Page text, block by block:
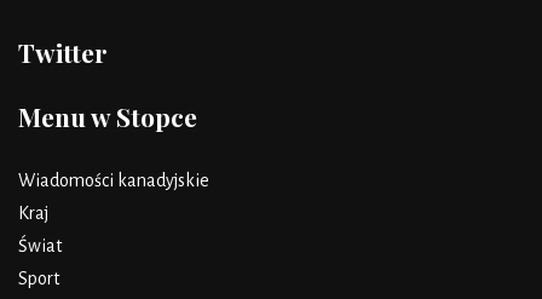
Twitter
Menu w Stopce
Wiadomości kanadyjskie
Kraj
Świat
Sport